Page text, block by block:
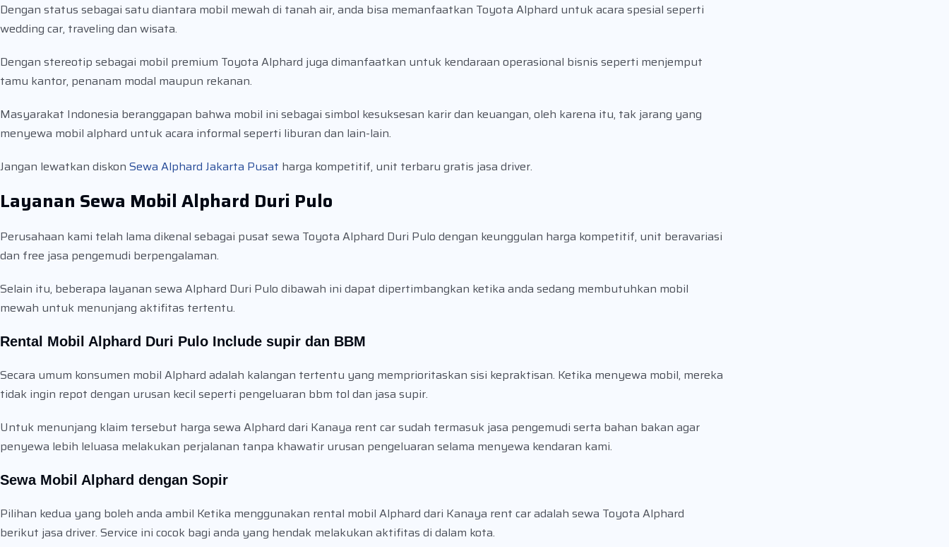
Dengan status sebagai satu diantara mobil mewah di tanah air, anda bisa memanfaatkan Toyota Alphard untuk acara spesial seperti
wedding car, traveling dan wisata.
Dengan stereotip sebagai mobil premium Toyota Alphard juga dimanfaatkan untuk kendaraan operasional bisnis seperti menjemput
tamu kantor, penanam modal maupun rekanan.
Masyarakat Indonesia beranggapan bahwa mobil ini sebagai simbol kesuksesan karir dan keuangan, oleh karena itu, tak jarang yang
menyewa mobil alphard untuk acara informal seperti liburan dan lain-lain.
Jangan lewatkan diskon Sewa Alphard Jakarta Pusat harga kompetitif, unit terbaru gratis jasa driver.
Layanan Sewa Mobil Alphard Duri Pulo
Perusahaan kami telah lama dikenal sebagai pusat sewa Toyota Alphard Duri Pulo dengan keunggulan harga kompetitif, unit beravariasi
dan free jasa pengemudi berpengalaman.
Selain itu, beberapa layanan sewa Alphard Duri Pulo dibawah ini dapat dipertimbangkan ketika anda sedang membutuhkan mobil
mewah untuk menunjang aktifitas tertentu.
Rental Mobil Alphard Duri Pulo Include supir dan BBM
Secara umum konsumen mobil Alphard adalah kalangan tertentu yang memprioritaskan sisi kepraktisan. Ketika menyewa mobil, mereka
tidak ingin repot dengan urusan kecil seperti pengeluaran bbm tol dan jasa supir.
Untuk menunjang klaim tersebut harga sewa Alphard dari Kanaya rent car sudah termasuk jasa pengemudi serta bahan bakan agar
penyewa lebih leluasa melakukan perjalanan tanpa khawatir urusan pengeluaran selama menyewa kendaran kami.
Sewa Mobil Alphard dengan Sopir
Pilihan kedua yang boleh anda ambil Ketika menggunakan rental mobil Alphard dari Kanaya rent car adalah sewa Toyota Alphard
berikut jasa driver. Service ini cocok bagi anda yang hendak melakukan aktifitas di dalam kota.